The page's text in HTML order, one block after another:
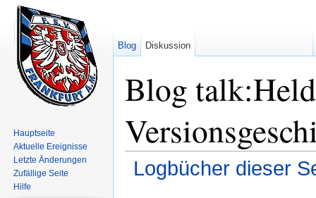
Blog
Logbücher dieser
Blog Diskussion
Hauptseite
Aktuelle Ereignisse
Letzte Änderungen
Zufällige Seite
Hilfe